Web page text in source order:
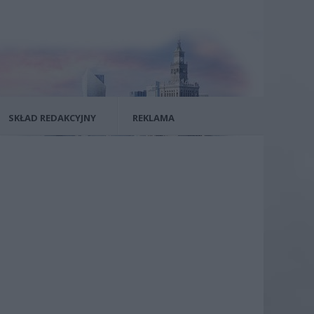
SKŁAD REDAKCYJNY REKLAMA